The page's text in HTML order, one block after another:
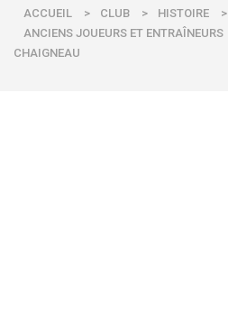
ACCUEIL > CLUB > HISTOIRE
>
ANCIENS JOUEURS ET ENTRAÎNEURS
CHAIGNEAU